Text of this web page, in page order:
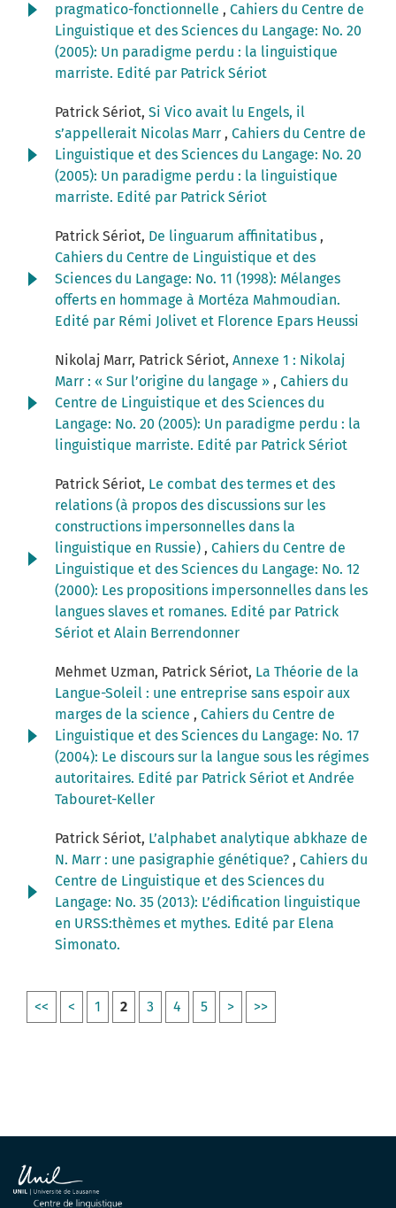
pragmatico-fonctionnelle , Cahiers du Centre de
Linguistique et des Sciences du Langage: No. 20
(2005): Un paradigme perdu : la linguistique
marriste. Edité par Patrick Sériot
Patrick Sériot, Si Vico avait lu Engels, il
s’appellerait Nicolas Marr , Cahiers du Centre de
Linguistique et des Sciences du Langage: No. 20
(2005): Un paradigme perdu : la linguistique
marriste. Edité par Patrick Sériot
Patrick Sériot, De linguarum affinitatibus ,
Cahiers du Centre de Linguistique et des
Sciences du Langage: No. 11 (1998): Mélanges
offerts en hommage à Mortéza Mahmoudian.
Edité par Rémi Jolivet et Florence Epars Heussi
Nikolaj Marr, Patrick Sériot, Annexe 1 : Nikolaj
Marr : « Sur l’origine du langage » , Cahiers du
Centre de Linguistique et des Sciences du
Langage: No. 20 (2005): Un paradigme perdu : la
linguistique marriste. Edité par Patrick Sériot
Patrick Sériot, Le combat des termes et des
relations (à propos des discussions sur les
constructions impersonnelles dans la
linguistique en Russie) , Cahiers du Centre de
Linguistique et des Sciences du Langage: No. 12
(2000): Les propositions impersonnelles dans les
langues slaves et romanes. Edité par Patrick
Sériot et Alain Berrendonner
Mehmet Uzman, Patrick Sériot, La Théorie de la
Langue-Soleil : une entreprise sans espoir aux
marges de la science , Cahiers du Centre de
Linguistique et des Sciences du Langage: No. 17
(2004): Le discours sur la langue sous les régimes
autoritaires. Edité par Patrick Sériot et Andrée
Tabouret-Keller
Patrick Sériot, L’alphabet analytique abkhaze de
N. Marr : une pasigraphie génétique? , Cahiers du
Centre de Linguistique et des Sciences du
Langage: No. 35 (2013): L’édification linguistique
en URSS:thèmes et mythes. Edité par Elena
Simonato.
<< < 1 2 3 4 5 > >>